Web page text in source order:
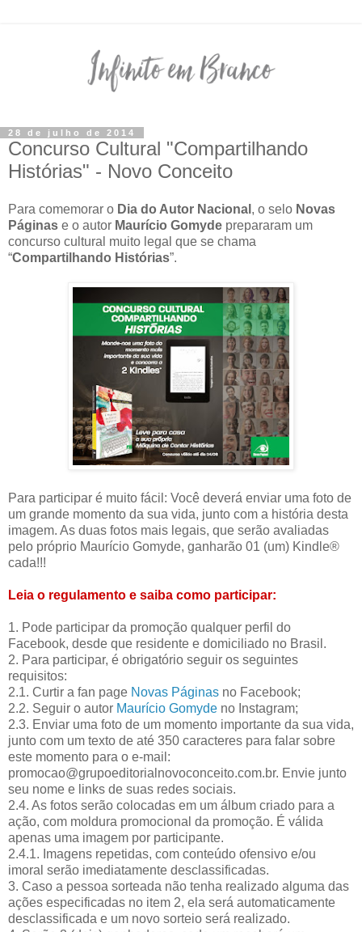
28 de julho de 2014
Concurso Cultural "Compartilhando
Histórias" - Novo Conceito
Para comemorar o Dia do Autor Nacional , o selo Novas
Páginas e o autor Maurício Gomyde prepararam um
concurso cultural muito legal que se chama
“Compartilhando Histórias”.
Para participar é muito fácil: Você deverá enviar uma foto de
um grande momento da sua vida, junto com a história desta
imagem. As duas fotos mais legais, que serão avaliadas
pelo próprio Maurício Gomyde, ganharão 01 (um) Kindle®
cada!!!
Leia o regulamento e saiba como participar:
1. Pode participar da promoção qualquer perfil do
Facebook, desde que residente e domiciliado no Brasil.
2. Para participar, é obrigatório seguir os seguintes
requisitos:
2.1. Curtir a fan page Novas Páginas no Facebook;
2.2. Seguir o autor Maurício Gomyde no Instagram;
2.3. Enviar uma foto de um momento importante da sua vida,
junto com um texto de até 350 caracteres para falar sobre
este momento para o e-mail:
promocao@grupoeditorialnovoconceito.com.br. Envie junto
seu nome e links de suas redes sociais.
2.4. As fotos serão colocadas em um álbum criado para a
ação, com moldura promocional da promoção. É válida
apenas uma imagem por participante.
2.4.1. Imagens repetidas, com conteúdo ofensivo e/ou
imoral serão imediatamente desclassificadas.
3. Caso a pessoa sorteada não tenha realizado alguma das
ações especificadas no item 2, ela será automaticamente
desclassificada e um novo sorteio será realizado.